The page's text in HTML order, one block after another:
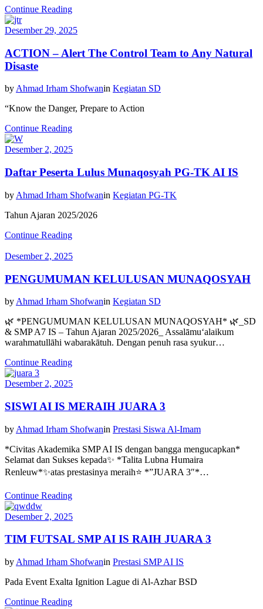
Continue Reading
Desember 29, 2025
ACTION – Alert The Control Team to Any Natural
Disaste
byAhmad Irham Shofwanin Kegiatan SD
“Know the Danger, Prepare to Action
Continue Reading
Desember 2, 2025
Daftar Peserta Lulus Munaqosyah PG-TK AI IS
by Ahmad Irham Shofwanin Kegiatan PG-TK
Tahun Ajaran 2025/2026
Continue Reading
Desember 2, 2025
PENGUMUMAN KELULUSAN MUNAQOSYAH
by Ahmad Irham Shofwanin Kegiatan SD
🌿 *PENGUMUMAN KELULUSAN MUNAQOSYAH* 🌿_SD
& SMP A7 IS – Tahun Ajaran 2025/2026_ Assalāmu‘alaikum
warahmatullāhi wabarakātuh. Dengan penuh rasa syukur…
Continue Reading
Desember 2, 2025
SISWI AI IS MERAIH JUARA 3
by Ahmad Irham Shofwanin Prestasi Siswa Al-Imam
*Civitas Akademika SMP AI IS dengan bangga mengucapkan*
Selamat dan Sukses kepada✨ *Talita Lubna Humaira
Renleuw*✨atas prestasinya meraih⭐ *”JUARA 3″*…
Continue Reading
Desember 2, 2025
TIM FUTSAL SMP AI IS RAIH JUARA 3
by Ahmad Irham Shofwanin Prestasi SMP AI IS
Pada Event Exalta Ignition Lague di Al-Azhar BSD
Continue Reading